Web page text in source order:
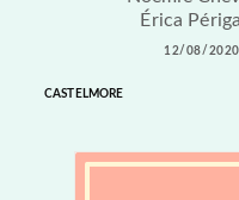
Érica
12/08/2020
CASTELMORE